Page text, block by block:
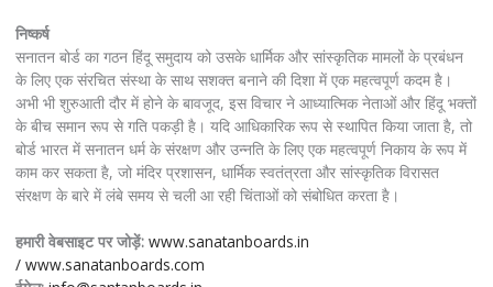
निष्कर्ष
सनातन बोर्ड का गठन हिंदू समुदाय को उसके धार्मिक और सांस्कृतिक मामलों के प्रबंधन
के लिए एक संरचित संस्था के साथ सशक्त बनाने की दिशा में एक महत्वपूर्ण कदम है।
अभी भी शुरुआती दौर में होने के बावजूद, इस विचार ने आध्यात्मिक नेताओं और हिंदू भक्तों
के बीच समान रूप से गति पकड़ी है। यदि आधिकारिक रूप से स्थापित किया जाता है, तो
बोर्ड भारत में सनातन धर्म के संरक्षण और उन्नति के लिए एक महत्वपूर्ण निकाय के रूप में
काम कर सकता है, जो मंदिर प्रशासन, धार्मिक स्वतंत्रता और सांस्कृतिक विरासत
संरक्षण के बारे में लंबे समय से चली आ रही चिंताओं को संबोधित करता है।
हमारी वेबसाइट पर जोड़ें: www.sanatanboards.in
/ www.sanatanboards.com